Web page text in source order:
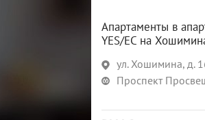
Апартаменты в
YES/ЕС на
ул. Хошимина, д.
Проспект